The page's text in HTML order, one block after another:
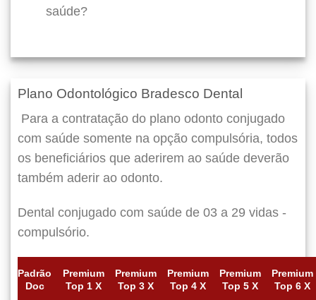
saúde?
Plano Odontológico Bradesco Dental
Para a contratação do plano odonto conjugado
com saúde somente na opção compulsória, todos
os beneficiários que aderirem ao saúde deverão
também aderir ao odonto.
Dental conjugado com saúde de 03 a 29 vidas -
compulsório.
Padrão
Doc
Premium
Top 1 X
Premium
Top 3 X
Premium
Top 4 X
Premium
Top 5 X
Premium
Top 6 X